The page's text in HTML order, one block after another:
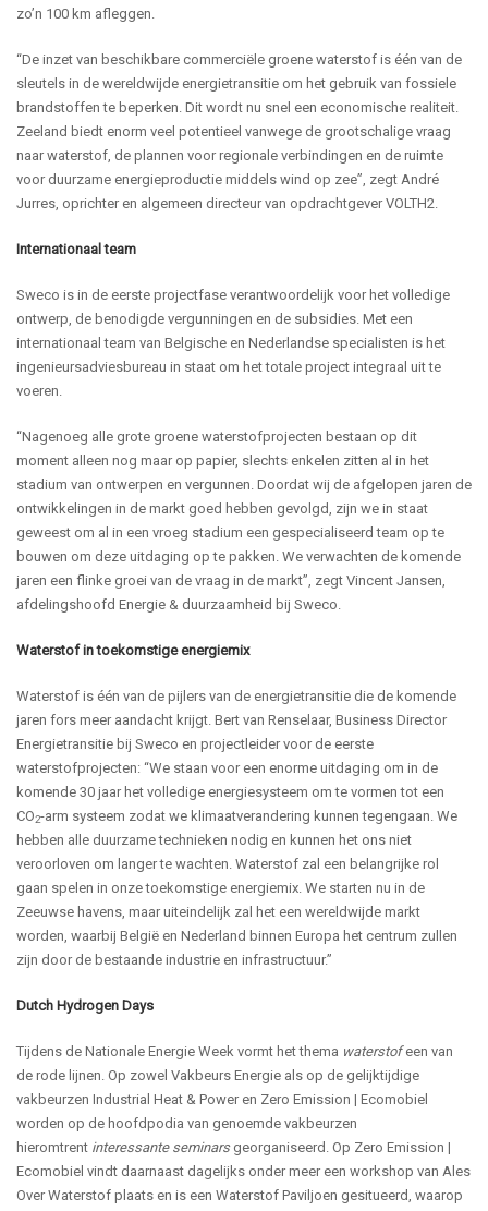
zo’n 100 km afleggen.
“De inzet van beschikbare commerciële groene waterstof is één van de
sleutels in de wereldwijde energietransitie om het gebruik van fossiele
brandstoffen te beperken. Dit wordt nu snel een economische realiteit.
Zeeland biedt enorm veel potentieel vanwege de grootschalige vraag
naar waterstof, de plannen voor regionale verbindingen en de ruimte
voor duurzame energieproductie middels wind op zee”, zegt André
Jurres, oprichter en algemeen directeur van opdrachtgever VOLTH2.
Internationaal team
Sweco is in de eerste projectfase verantwoordelijk voor het volledige
ontwerp, de benodigde vergunningen en de subsidies. Met een
internationaal team van Belgische en Nederlandse specialisten is het
ingenieursadviesbureau in staat om het totale project integraal uit te
voeren.
“Nagenoeg alle grote groene waterstofprojecten bestaan op dit
moment alleen nog maar op papier, slechts enkelen zitten al in het
stadium van ontwerpen en vergunnen. Doordat wij de afgelopen jaren de
ontwikkelingen in de markt goed hebben gevolgd, zijn we in staat
geweest om al in een vroeg stadium een gespecialiseerd team op te
bouwen om deze uitdaging op te pakken. We verwachten de komende
jaren een flinke groei van de vraag in de markt”, zegt Vincent Jansen,
afdelingshoofd Energie & duurzaamheid bij Sweco.
Waterstof in toekomstige energiemix
Waterstof is één van de pijlers van de energietransitie die de komende
jaren fors meer aandacht krijgt. Bert van Renselaar, Business Director
Energietransitie bij Sweco en projectleider voor de eerste
waterstofprojecten: “We staan voor een enorme uitdaging om in de
komende 30 jaar het volledige energiesysteem om te vormen tot een
CO2-arm systeem zodat we klimaatverandering kunnen tegengaan. We
hebben alle duurzame technieken nodig en kunnen het ons niet
veroorloven om langer te wachten. Waterstof zal een belangrijke rol
gaan spelen in onze toekomstige energiemix. We starten nu in de
Zeeuwse havens, maar uiteindelijk zal het een wereldwijde markt
worden, waarbij België en Nederland binnen Europa het centrum zullen
zijn door de bestaande industrie en infrastructuur.”
Dutch Hydrogen Days
Tijdens de Nationale Energie Week vormt het thema waterstofeen van
de rode lijnen. Op zowel Vakbeurs Energie als op de gelijktijdige
vakbeurzen Industrial Heat & Power en Zero Emission | Ecomobiel
worden op de hoofdpodia van genoemde vakbeurzen
hieromtrent interessante seminarsgeorganiseerd. Op Zero Emission |
Ecomobiel vindt daarnaast dagelijks onder meer een workshop van Ales
Over Waterstof plaats en is een Waterstof Paviljoen gesitueerd, waarop